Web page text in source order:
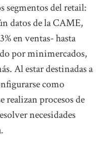
segmentos del retail:
datos de la CAME,
en ventas- hasta
por minimercados,
Al estar destinadas a
como
realizan procesos de
necesidades